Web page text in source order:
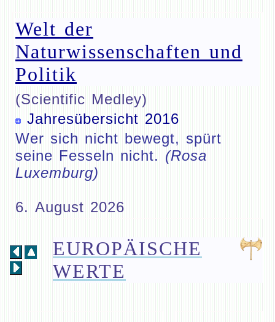
Welt der
Naturwissenschaften und
Politik
(Scientific Medley)
Jahresübersicht 2016
Wer sich nicht bewegt, spürt
seine Fesseln nicht. (Rosa
Luxemburg)
6. August 2026
EUROPÄISCHE
WERTE